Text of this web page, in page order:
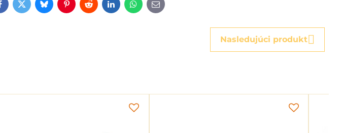
TwitterBlueskyPinterest
RedditLinkedInWhatsApp
E-
mail
Nasledujúci produkt